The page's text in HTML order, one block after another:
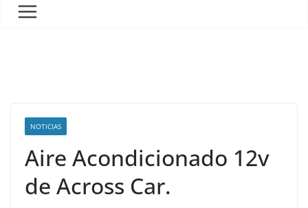
NOTICIAS
Aire Acondicionado 12v
de Across Car.